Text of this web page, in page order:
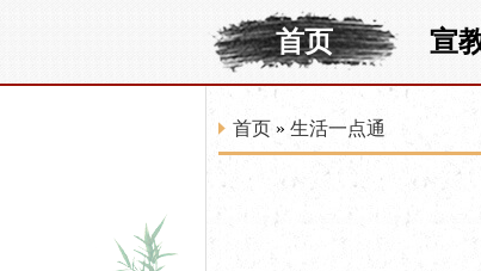
首页 宣
首页 » 生活一点通